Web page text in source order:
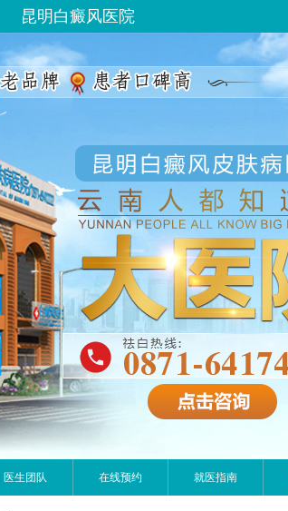
昆明白癜风医院
医生团队 在线预约 就医指南